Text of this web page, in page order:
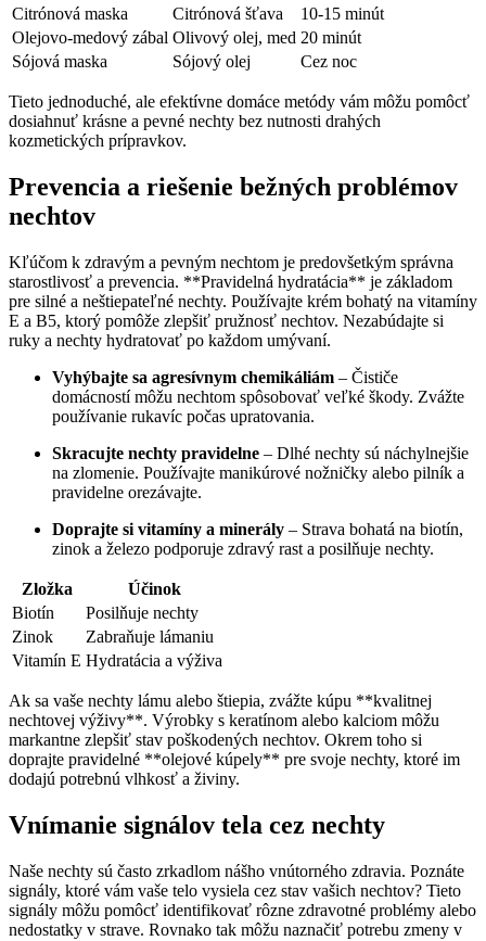
Citrónová maska
Citrónová šťava
10-15 minút
Olejovo-medový zábal Olivový olej, med 20 minút
Sójová maska
Sójový olej Cez noc
Tieto jednoduché, ale efektívne domáce metódy vám môžu pomôcť
dosiahnuť krásne a pevné nechty bez nutnosti drahých
kozmetických prípravkov.
Prevencia a riešenie bežných problémov
nechtov
Kľúčom k zdravým a pevným nechtom je predovšetkým správna
starostlivosť a prevencia. **Pravidelná hydratácia** je základom
pre silné a neštiepateľné nechty. Používajte krém bohatý na vitamíny
E a B5, ktorý pomôže zlepšiť pružnosť nechtov. Nezabúdajte si
ruky a nechty hydratovať po každom umývaní.
Vyhýbajte sa agresívnym chemikáliám – Čističe
domácností môžu nechtom spôsobovať veľké škody. Zvážte
používanie rukavíc počas upratovania.
Skracujte nechty pravidelne – Dlhé nechty sú náchylnejšie
na zlomenie. Používajte manikúrové nožničky alebo pilník a
pravidelne orezávajte.
Doprajte si vitamíny a minerály – Strava bohatá na biotín,
zinok a železo podporuje zdravý rast a posilňuje nechty.
Zložka
Účinok
Biotín
Posilňuje nechty
Zinok
Zabraňuje lámaniu
Vitamín E Hydratácia a výživa
Ak sa vaše nechty lámu alebo štiepia, zvážte kúpu **kvalitnej
nechtovej výživy**. Výrobky s keratínom alebo kalciom môžu
markantne zlepšiť stav poškodených nechtov. Okrem toho si
doprajte pravidelné **olejové kúpely** pre svoje nechty, ktoré im
dodajú potrebnú vlhkosť a živiny.
Vnímanie signálov tela cez nechty
Naše nechty sú často zrkadlom nášho vnútorného zdravia. Poznáte
signály, ktoré vám vaše telo vysiela cez stav vašich nechtov? Tieto
signály môžu pomôcť identifikovať rôzne zdravotné problémy alebo
nedostatky v strave. Rovnako tak môžu naznačiť potrebu zmeny v